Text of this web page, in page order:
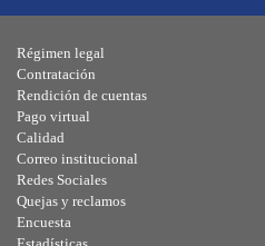
Régimen legal
Contratación
Rendición de cuentas
Pago virtual
Calidad
Correo institucional
Redes Sociales
Quejas y reclamos
Encuesta